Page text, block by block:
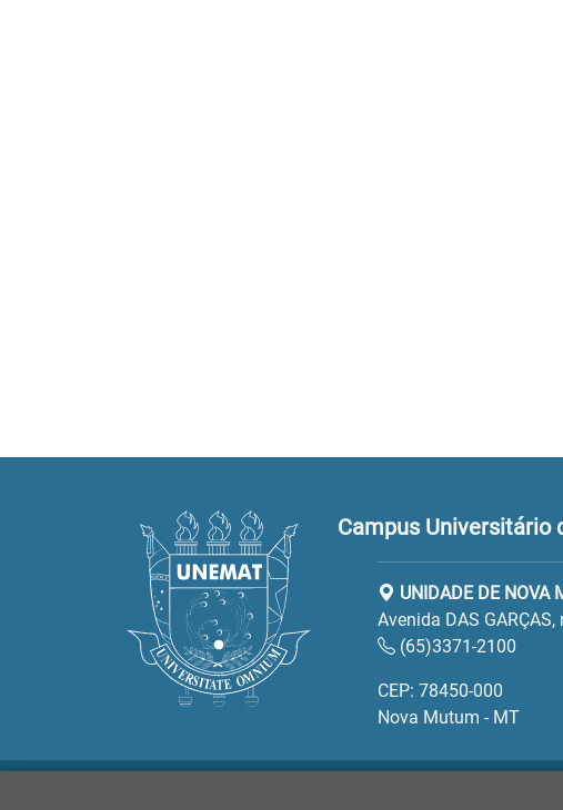
Campus Universitário
UNIDADE DE NOVA
Avenida DAS
(65)3371-2100
CEP: 78450-000
Nova Mutum - MT